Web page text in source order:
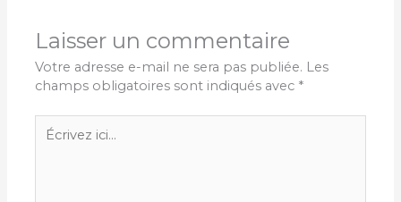
Laisser un commentaire
Votre adresse e-mail ne sera pas publiée. Les
champs obligatoires sont indiqués avec *
Écrivez
ici…